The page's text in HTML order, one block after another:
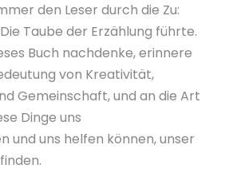
den Leser durch die Zu:
Taube der Erzählung führte.
Buch nachdenke, erinnere
von Kreativität,
Gemeinschaft, und an die Art
Dinge uns
und uns helfen können, unser